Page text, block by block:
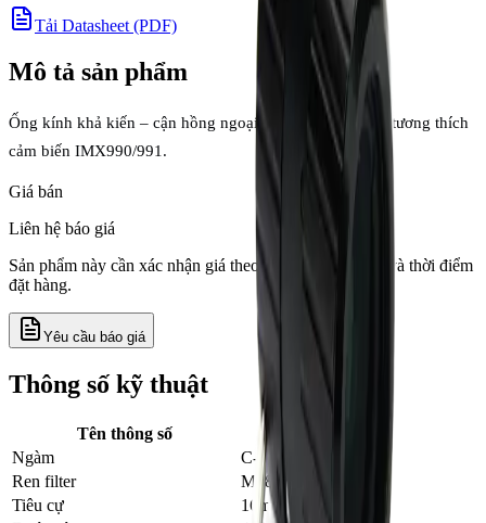
Tải Datasheet (PDF)
Mô tả sản phẩm
Ống kính khả kiến – cận hồng ngoại (VIS-NIR) Chiopt, tương thích
cảm biến IMX990/991.
Giá bán
Liên hệ báo giá
Sản phẩm này cần xác nhận giá theo số lượng, tồn kho và thời điểm
đặt hàng.
Yêu cầu báo giá
Thông số kỹ thuật
Tên thông số
Giá trị
Ngàm
C-Mount
Ren filter
M28.5×P0.5
Tiêu cự
16mm